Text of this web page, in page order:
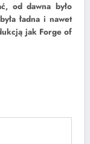
od dawna było
ładna i nawet
jak Forge of